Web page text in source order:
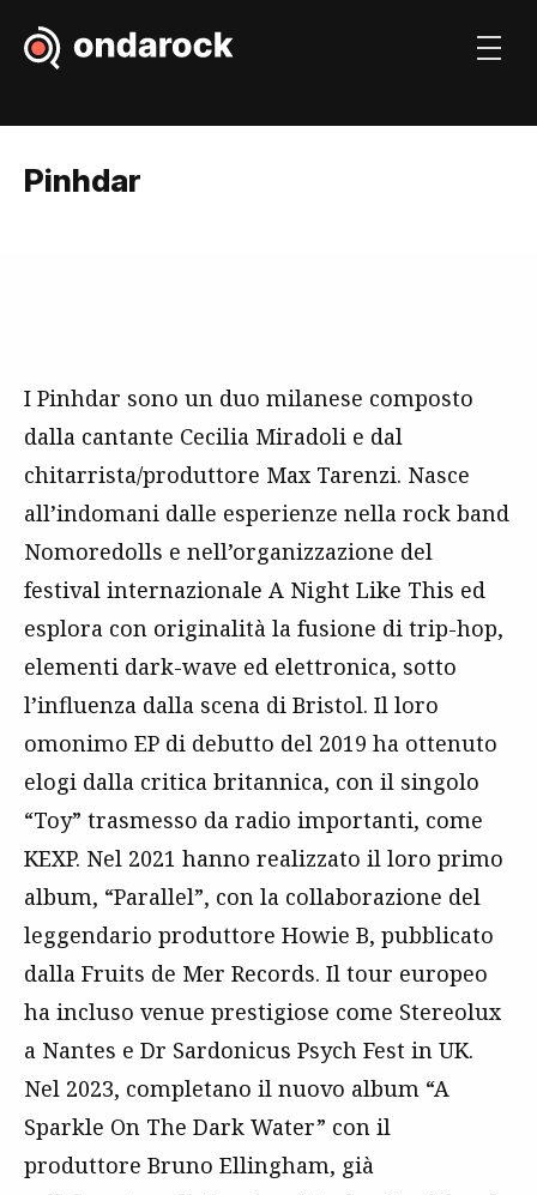
Pinhdar
I Pinhdar sono un duo milanese composto
dalla cantante Cecilia Miradoli e dal
chitarrista/produttore Max Tarenzi. Nasce
all’indomani dalle esperienze nella rock band
Nomoredolls e nell’organizzazione del
festival internazionale A Night Like This ed
esplora con originalità la fusione di trip-hop,
elementi dark-wave ed elettronica, sotto
l’influenza dalla scena di Bristol. Il loro
omonimo EP di debutto del 2019 ha ottenuto
elogi dalla critica britannica, con il singolo
“Toy” trasmesso da radio importanti, come
KEXP. Nel 2021 hanno realizzato il loro primo
album, “Parallel”, con la collaborazione del
leggendario produttore Howie B, pubblicato
dalla Fruits de Mer Records. Il tour europeo
ha incluso venue prestigiose come Stereolux
a Nantes e Dr Sardonicus Psych Fest in UK.
Nel 2023, completano il nuovo album “A
Sparkle On The Dark Water” con il
produttore Bruno Ellingham, già